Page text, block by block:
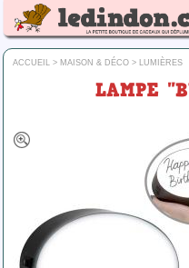
ACCUEIL > MAISON & DÉCO > LUMIÈRES
LAMPE